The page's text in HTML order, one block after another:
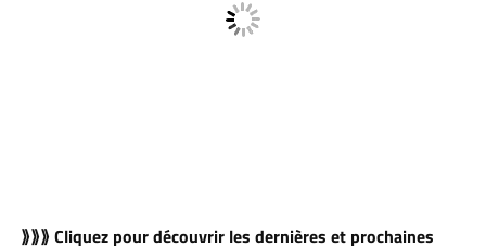
⟫⟫⟫ Cliquez pour découvrir les dernières et prochaines